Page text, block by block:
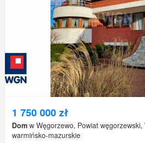
1 750 000 zł
Dom w Węgorzewo, Powiat węgorzewski,
warmińsko-mazurskie